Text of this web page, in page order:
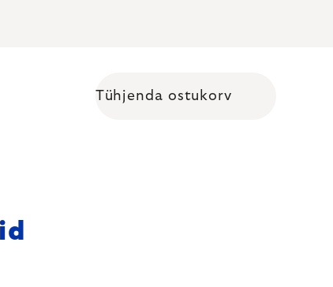
Tühjenda ostukorv